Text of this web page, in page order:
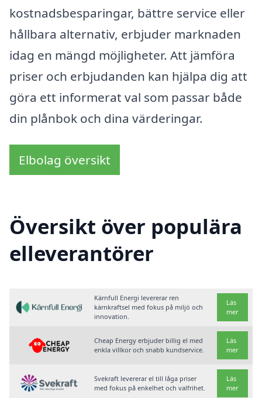
kostnadsbesparingar, bättre service eller
hållbara alternativ, erbjuder marknaden
idag en mängd möjligheter. Att jämföra
priser och erbjudanden kan hjälpa dig att
göra ett informerat val som passar både
din plånbok och dina värderingar.
Elbolag översikt
Översikt över populära
elleverantörer
Kärnfull Energi levererar ren
kärnkraftsel med fokus på miljö och
innovation.
Läs
mer
Cheap Energy erbjuder billig el med
enkla villkor och snabb kundservice.
Läs
mer
Svekraft levererar el till låga priser
med fokus på enkelhet och valfrihet.
Läs
mer